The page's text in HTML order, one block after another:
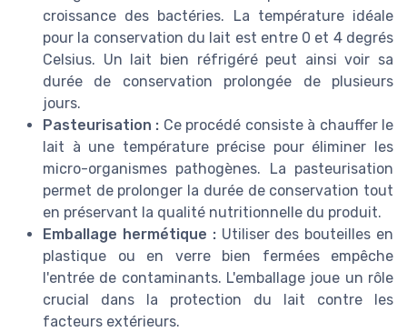
croissance des bactéries. La température idéale
pour la conservation du lait est entre 0 et 4 degrés
Celsius. Un lait bien réfrigéré peut ainsi voir sa
durée de conservation prolongée de plusieurs
jours.
Pasteurisation : Ce procédé consiste à chauffer le
lait à une température précise pour éliminer les
micro-organismes pathogènes. La pasteurisation
permet de prolonger la durée de conservation tout
en préservant la qualité nutritionnelle du produit.
Emballage hermétique :Utiliser des bouteilles en
plastique ou en verre bien fermées empêche
l'entrée de contaminants. L'emballage joue un rôle
crucial dans la protection du lait contre les
facteurs extérieurs.